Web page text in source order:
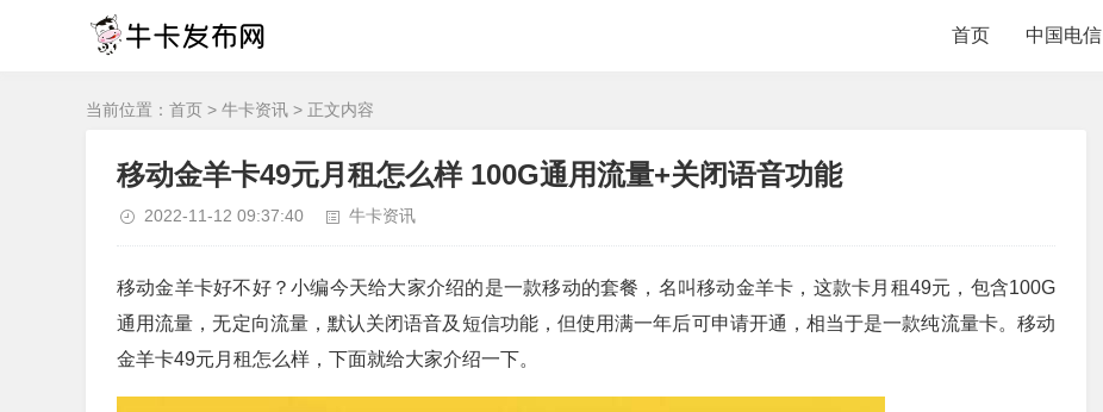
首页 中国电信
当前位置： 首页 > 牛卡资讯 > 正文内容
移动金羊卡49元月租怎么样 100G通用流量+关闭语音功能
2022-11-12 09:37:40 牛卡资讯
移动金羊卡好不好？小编今天给大家介绍的是一款移动的套餐，名叫移动金羊卡，这款卡月租49元，包含100G
通用流量，无定向流量，默认关闭语音及短信功能，但使用满一年后可申请开通，相当于是一款纯流量卡。移动
金羊卡49元月租怎么样，下面就给大家介绍一下。